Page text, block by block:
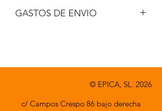
GASTOS DE ENVIO
© EPICA, SL. 2026
c/ Campos Crespo 86 bajo derecha